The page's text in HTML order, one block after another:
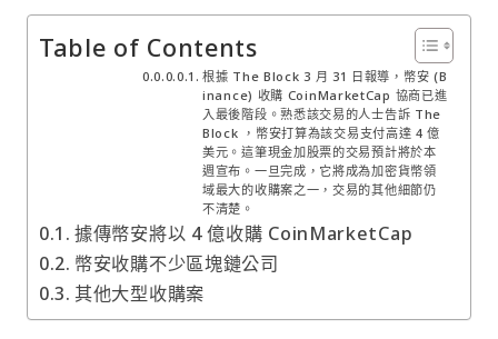
Table of Contents
根據 The Block 3 月 31 日報導，幣安 (B
inance) 收購 CoinMarketCap 協商已進
入最後階段。熟悉該交易的人士告訴 The
Block ，幣安打算為該交易支付高達 4 億
美元。這筆現金加股票的交易預計將於本
週宣布。一旦完成，它將成為加密貨幣領
域最大的收購案之一，交易的其他細節仍
不清楚。
據傳幣安將以 4 億收購 CoinMarketCap
幣安收購不少區塊鏈公司
其他大型收購案